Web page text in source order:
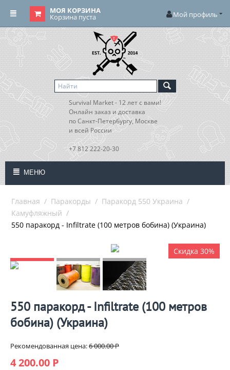
МОЯ КОРЗИНА
Корзина пуста Мой профиль
Survival Market - 12 лет с вами!
Онлайн заказ и доставка
по Санкт-Петербургу, Москве
и всей России
+7 812 222-20-30
МЕНЮ
Главная / Паракорды / Паракорд 550 Украина /
Камуфляжный /
550 паракорд - Infiltrate (100 метров бобина) (Украина)
Скидка 30%
550 паракорд - Infiltrate (100 метров
бобина) (Украина)
Рекомендованная цена:6 000.00Р
4 200.00 Р